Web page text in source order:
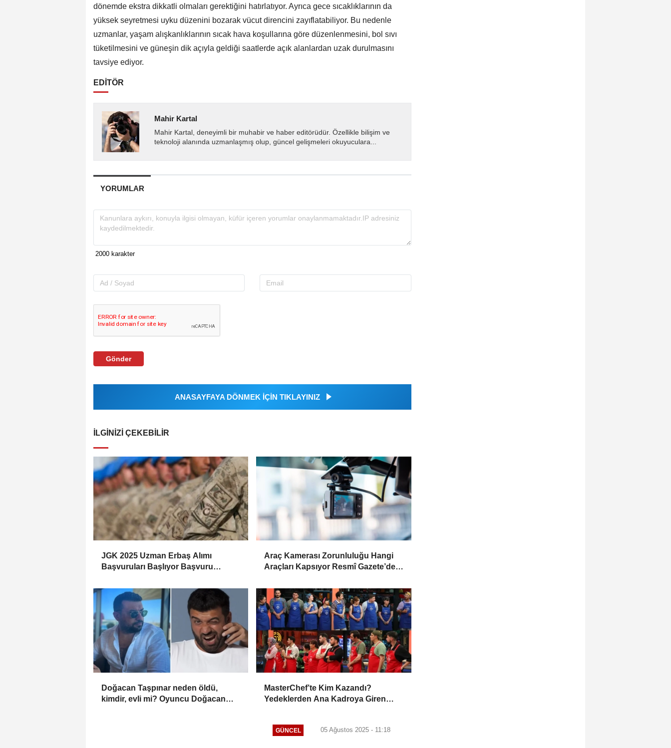
dönemde ekstra dikkatli olmaları gerektiğini hatırlatıyor. Ayrıca gece sıcaklıklarının da
yüksek seyretmesi uyku düzenini bozarak vücut direncini zayıflatabiliyor. Bu nedenle
uzmanlar, yaşam alışkanlıklarının sıcak hava koşullarına göre düzenlenmesini, bol sıvı
tüketilmesini ve güneşin dik açıyla geldiği saatlerde açık alanlardan uzak durulmasını
tavsiye ediyor.
EDİTÖR
Mahir Kartal
Mahir Kartal, deneyimli bir muhabir ve haber editörüdür. Özellikle bilişim ve
teknoloji alanında uzmanlaşmış olup, güncel gelişmeleri okuyuculara...
YORUMLAR
Gönder
ANASAYFAYA DÖNMEK İÇİN TIKLAYINIZ
İLGINIZI ÇEKEBILIR
JGK 2025 Uzman Erbaş Alımı
Başvuruları Başlıyor Başvuru
Araç Kamerası Zorunluluğu Hangi
Araçları Kapsıyor Resmî Gazete’de
Doğacan Taşpınar neden öldü,
kimdir, evli mi? Oyuncu Doğacan
MasterChef’te Kim Kazandı?
Yedeklerden Ana Kadroya Giren
GÜNCEL 05 Ağustos 2025 - 11:18